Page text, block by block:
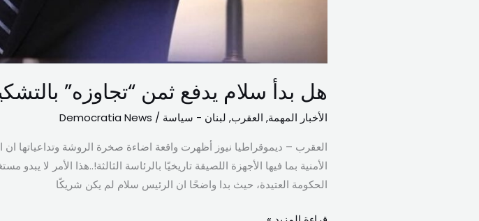
هل بدأ سلام يدفع ثمن “تجاوزه”
الأخبار المهمة, العقرب, لبنان - سياسة /
Democratia News
العقرب – ديموقراطيا نيوز أظهرت واقعة اضاءة صخرة الروشة وتداعياتها
الأمنية بما فيها الأجهزة اللصيقة تاريخيًا بالرئاسة الثالثة!..هذا الأمر لا
الحكومة العتيدة، حيث بدا واضحًا ان الرئيس سلام لم يكن شريكًا